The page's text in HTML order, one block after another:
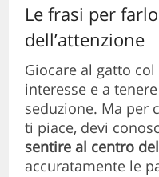
Le frasi per
dell’attenzione
Giocare al gatto
interesse e a
seduzione. Ma per
ti piace, devi
sentire al centro
accuratamente le